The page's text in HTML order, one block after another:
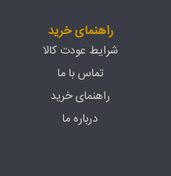
راهنمای خرید
شرایط عودت کالا
تماس با ما
راهنمای خرید
درباره ما